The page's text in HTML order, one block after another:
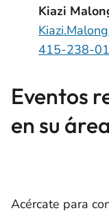
Kiazi
415-238-
Eventos
en su área
Acércate para